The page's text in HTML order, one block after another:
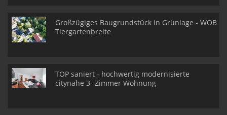
Großzügiges Baugrundstück in Grünlage - WOB
Tiergartenbreite
TOP saniert - hochwertig modernisierte
citynahe 3- Zimmer Wohnung